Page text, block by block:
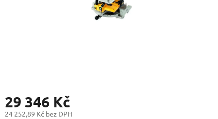
29 346 Kč
24 252,89 Kč bez DPH